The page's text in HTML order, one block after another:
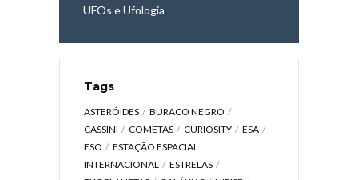
UFOs e Ufologia
Tags
ASTERÓIDES
BURACO NEGRO
CASSINI
COMETAS CURIOSITY
ESA
ESO
ESTAÇÃO ESPACIAL
INTERNACIONAL
ESTRELAS